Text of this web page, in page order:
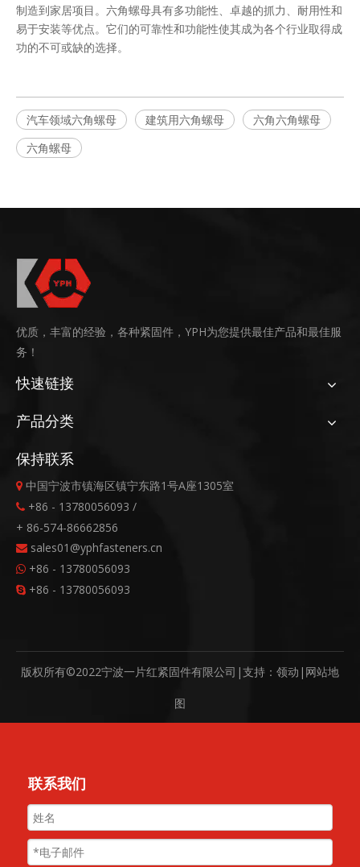
制造到家居项目。六角螺母具有多功能性、卓越的抓力、耐用性和
易于安装等优点。它们的可靠性和功能性使其成为各个行业取得成
功的不可或缺的选择。
汽车领域六角螺母 建筑用六角螺母
六角六角螺母
六角螺母
优质，丰富的经验，各种紧固件，YPH为您提供最佳产品和最佳服
务！
快速链接
产品分类
保持联系
 中国宁波市镇海区镇宁东路1号A座1305室
 +86 - 13780056093 /
+ 86-574-86662856
 sales01@yphfasteners.cn
 +86 - 13780056093
 +86 - 13780056093
版权所有©2022宁波一片红紧固件有限公司|支持： 领动 | 网站地
图
联系我们